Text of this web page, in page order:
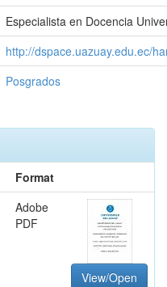
Especialista en Docencia
http://dspace.uazuay.edu.ec/
Posgrados
Format
Adobe
PDF
View/Open